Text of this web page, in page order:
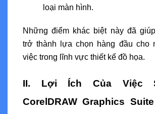
loại màn hình.
Những điểm khác biệt này đã
trở thành lựa chọn hàng đầu cho
việc trong lĩnh vực thiết kế đồ họa.
II. Lợi Ích Của Việc
CorelDRAW Graphics Suite